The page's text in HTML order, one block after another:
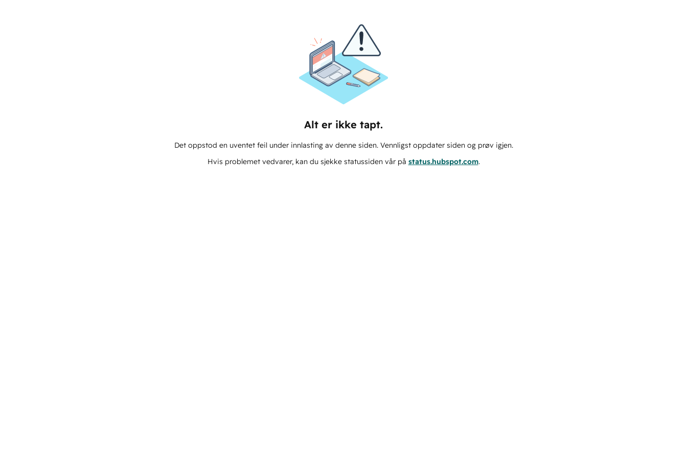
Alt er ikke tapt.
Det oppstod en uventet feil under innlasting av denne siden. Vennligst oppdater siden og prøv igjen.
Hvis problemet vedvarer, kan du sjekke statussiden vår på status.hubspot.com.